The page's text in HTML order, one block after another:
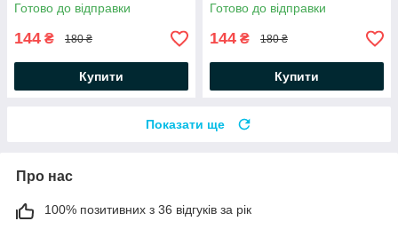
Готово до відправки
144 ₴ 180 ₴
Купити
Готово до відправки
144 ₴ 180 ₴
Купити
Показати ще
Про нас
100% позитивних з 36 відгуків за рік